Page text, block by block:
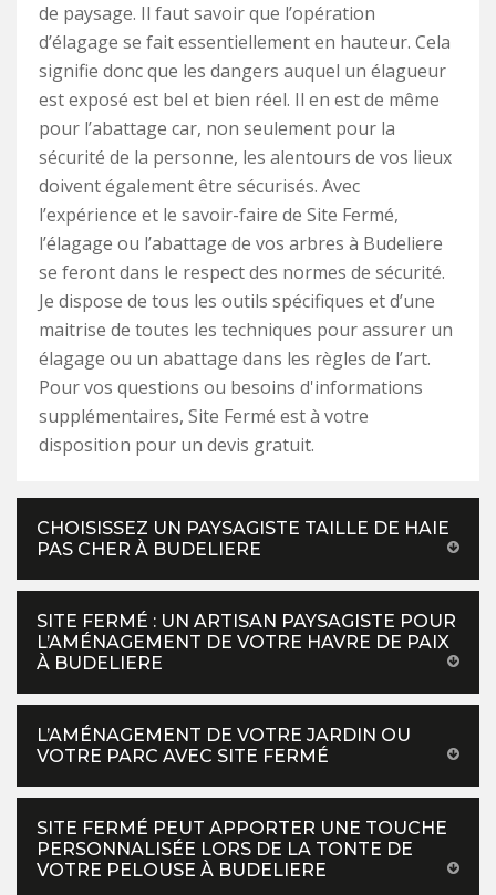
de paysage. Il faut savoir que l’opération
d’élagage se fait essentiellement en hauteur. Cela
signifie donc que les dangers auquel un élagueur
est exposé est bel et bien réel. Il en est de même
pour l’abattage car, non seulement pour la
sécurité de la personne, les alentours de vos lieux
doivent également être sécurisés. Avec
l’expérience et le savoir-faire de Site Fermé,
l’élagage ou l’abattage de vos arbres à Budeliere
se feront dans le respect des normes de sécurité.
Je dispose de tous les outils spécifiques et d’une
maitrise de toutes les techniques pour assurer un
élagage ou un abattage dans les règles de l’art.
Pour vos questions ou besoins d'informations
supplémentaires, Site Fermé est à votre
disposition pour un devis gratuit.
CHOISISSEZ UN PAYSAGISTE TAILLE DE HAIE
PAS CHER À BUDELIERE
SITE FERMÉ : UN ARTISAN PAYSAGISTE POUR
L’AMÉNAGEMENT DE VOTRE HAVRE DE PAIX
À BUDELIERE
L’AMÉNAGEMENT DE VOTRE JARDIN OU
VOTRE PARC AVEC SITE FERMÉ
SITE FERMÉ PEUT APPORTER UNE TOUCHE
PERSONNALISÉE LORS DE LA TONTE DE
VOTRE PELOUSE À BUDELIERE